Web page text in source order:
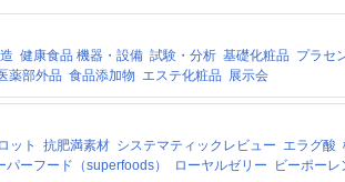
健康食品 機器・設備 試験・分析 基礎化粧品 プラセ
薬部外品 食品添加物 エステ化粧品 展示会
ット 抗肥満素材 システマティックレビュー エラグ酸
パーフード（superfoods） ローヤルゼリー ビーポーレ